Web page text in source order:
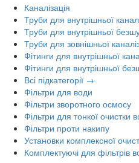
Каналізація
Труби для внутрішньої
Труби для внутрішньої
Труби для зовнішньої
Фітинги для внутрішньої
Фітинги для внутрішньої
Всі підкатегорії →
Фільтри для води
Фільтри зворотного осмосу
Фільтри для тонкої очистки
Фільтри проти накипу
Установки комплексної
Комплектуючі для фільтрів